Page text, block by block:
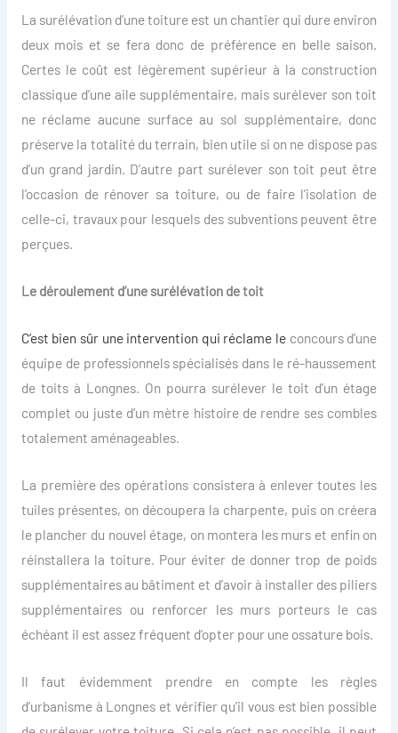
La surélévation d’une toiture est un chantier qui dure environ
deux mois et se fera donc de préférence en belle saison.
Certes le coût est légèrement supérieur à la construction
classique d’une aile supplémentaire, mais surélever son toit
ne réclame aucune surface au sol supplémentaire, donc
préserve la totalité du terrain, bien utile si on ne dispose pas
d’un grand jardin. D’autre part surélever son toit peut être
l’occasion de rénover sa toiture, ou de faire l’isolation de
celle-ci, travaux pour lesquels des subventions peuvent être
perçues.
Le déroulement d’une surélévation de toit
C’est bien sûr une intervention qui réclame le concours d’une
équipe de professionnels spécialisés dans le ré-haussement
de toits à Longnes. On pourra surélever le toit d’un étage
complet ou juste d’un mètre histoire de rendre ses combles
totalement aménageables.
La première des opérations consistera à enlever toutes les
tuiles présentes, on découpera la charpente, puis on créera
le plancher du nouvel étage, on montera les murs et enfin on
réinstallera la toiture. Pour éviter de donner trop de poids
supplémentaires au bâtiment et d’avoir à installer des piliers
supplémentaires ou renforcer les murs porteurs le cas
échéant il est assez fréquent d’opter pour une ossature bois.
Il faut évidemment prendre en compte les règles
d’urbanisme à Longnes et vérifier qu’il vous est bien possible